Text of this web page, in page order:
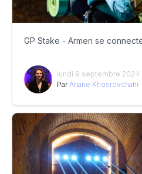
GP Stake - Armen se
lundi 9 septembre 2024
Par Ariane Khosrovchahi